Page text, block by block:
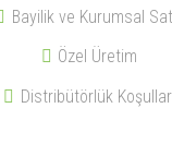
Bayilik ve Kurumsal
Özel Üretim
Distribütörlük